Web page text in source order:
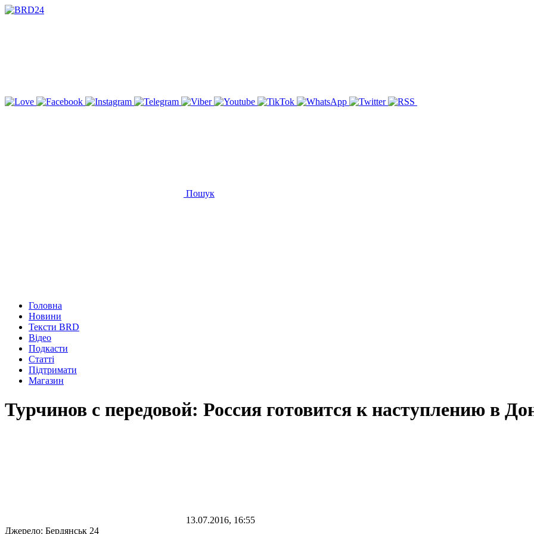
Пошук
Головна
Новини
Тексти BRD
Відео
Подкасти
Статті
Підтримати
Магазин
Турчинов с передовой: Россия готовится к наступлению в
13.07.2016, 16:55
Джерело: Бердянськ 24